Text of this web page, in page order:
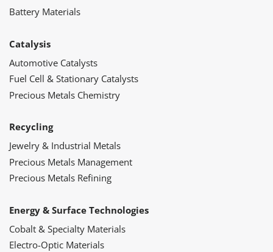
Battery Materials
Catalysis
Automotive Catalysts
Fuel Cell & Stationary Catalysts
Precious Metals Chemistry
Recycling
Jewelry & Industrial Metals
Precious Metals Management
Precious Metals Refining
Energy & Surface Technologies
Cobalt & Specialty Materials
Electro-Optic Materials